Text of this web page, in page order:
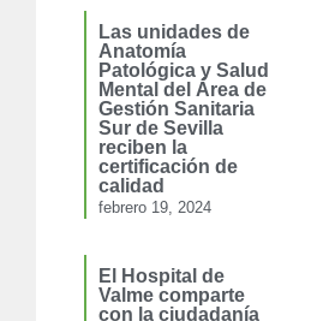
Las unidades de
Anatomía
Patológica y Salud
Mental del Área de
Gestión Sanitaria
Sur de Sevilla
reciben la
certificación de
calidad
febrero 19, 2024
El Hospital de
Valme comparte
con la ciudadanía